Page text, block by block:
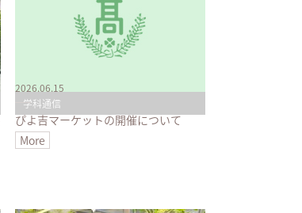
学科通信
2026.06.15
ぴよ吉マーケットの開催について
More